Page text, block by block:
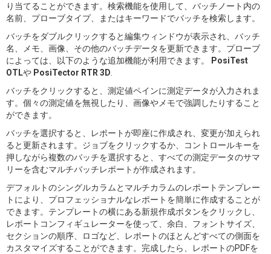
り当てることができます。検索機能を使用して、バッチノート内の
名前、プローブタイプ、またはキーワードでバッチを検索します。
バッチをダブルクリックすると編集ウィンドウが表示され、バッチ
名、メモ、画像、その他のバッチデータを更新できます。プローブ
によっては、以下のような追加機能が利用できます。 PosiTest
OTLや PosiTector RTR 3D
バッチをクリックすると、測定値ペインに測定データが入力されま
す。個々の測定値を無視したり、画像やメモで強調したりすること
ができます。
バッチを選択すると、レポートが即座に作成され、変更が加えられ
ると更新されます。ジョブをクリックするか、コントロールキーを
押しながら複数のバッチを選択すると、すべての測定データのサマ
リーを含むマルチバッチレポートが作成されます。
デフォルトのシングルカラムとマルチカラムのレポートテンプレー
トにより、プロフェッショナルなレポートを簡単に作成することが
できます。テンプレートの横にある新規作成ボタンをクリックし、
レポートコンフィギュレーターを使って、余白、フォントサイズ、
セクションの順序、ロゴなど、レポートのほとんどすべての側面を
カスタマイズすることができます。完成したら、レポートのPDFを